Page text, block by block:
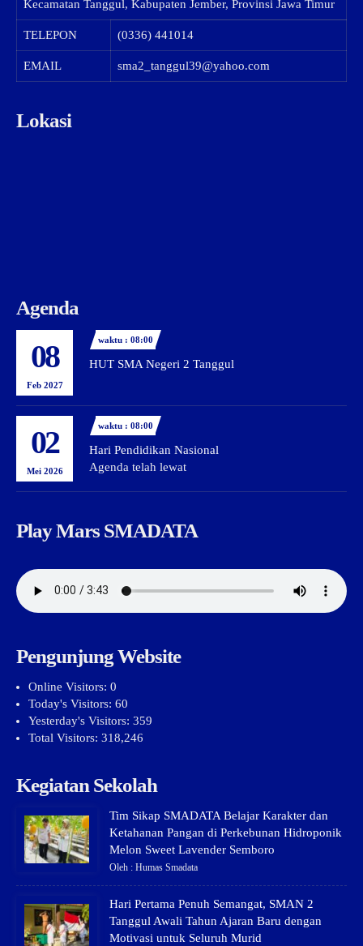
Kecamatan Tanggul, Kabupaten Jember, Provinsi Jawa Timur
TELEPON (0336) 441014
EMAIL sma2_tanggul39@yahoo.com
Lokasi
Agenda
08
Feb 2027
waktu : 08:00
HUT SMA Negeri 2 Tanggul
02
Mei 2026
waktu : 08:00
Hari Pendidikan Nasional
Agenda telah lewat
Play Mars SMADATA
Pengunjung Website
Online Visitors: 0
Today's Visitors: 60
Yesterday's Visitors: 359
Total Visitors: 318,246
Kegiatan Sekolah
Tim Sikap SMADATA Belajar Karakter dan
Ketahanan Pangan di Perkebunan Hidroponik
Melon Sweet Lavender Semboro
Oleh : Humas Smadata
Hari Pertama Penuh Semangat, SMAN 2
Tanggul Awali Tahun Ajaran Baru dengan
Motivasi untuk Seluruh Murid